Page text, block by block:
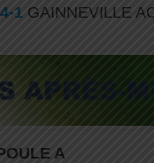
4-1 GAINNEVILLE
A